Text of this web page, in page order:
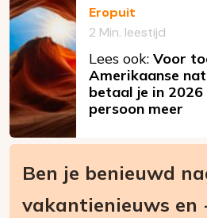
Eropuit
2 Min. leestijd
Lees ook: Voor
Amerikaanse
betaal je in 2026
persoon meer
Ben je benieuwd
vakantienieuws en